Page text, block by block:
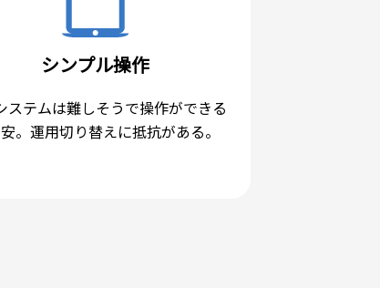
シンプル操作
ステムは難しそうで操作ができる
。運用切り替えに抵抗がある。